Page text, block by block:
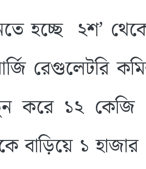
হচ্ছে ২শ’
রেগুলেটরি
করে ১২ কেজি
বাড়িয়ে ১